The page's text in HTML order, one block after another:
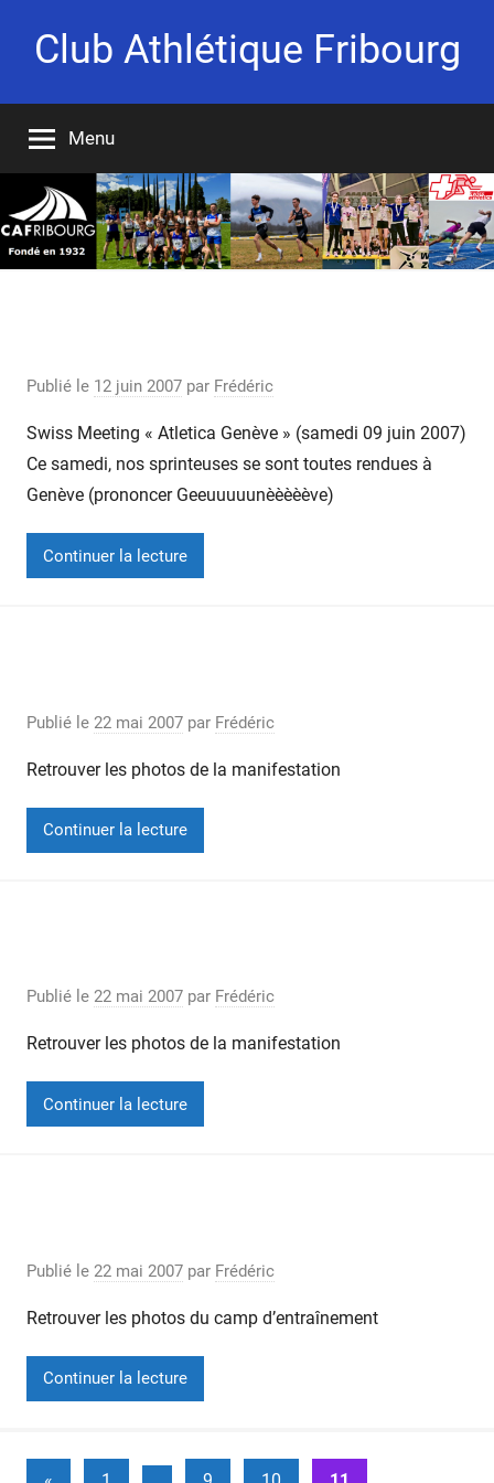
Club Athlétique Fribourg
1932
Menu
Publié le 12 juin 2007 par Frédéric
Swiss Meeting « Atletica Genève » (samedi 09 juin 2007)
Ce samedi, nos sprinteuses se sont toutes rendues à
Genève (prononcer Geeuuuuunèèèèève)
Continuer la lecture
Publié le 22 mai 2007 par Frédéric
Retrouver les photos de la manifestation
Continuer la lecture
Publié le 22 mai 2007 par Frédéric
Retrouver les photos de la manifestation
Continuer la lecture
Publié le 22 mai 2007 par Frédéric
Retrouver les photos du camp d’entraînement
Continuer la lecture
Publications